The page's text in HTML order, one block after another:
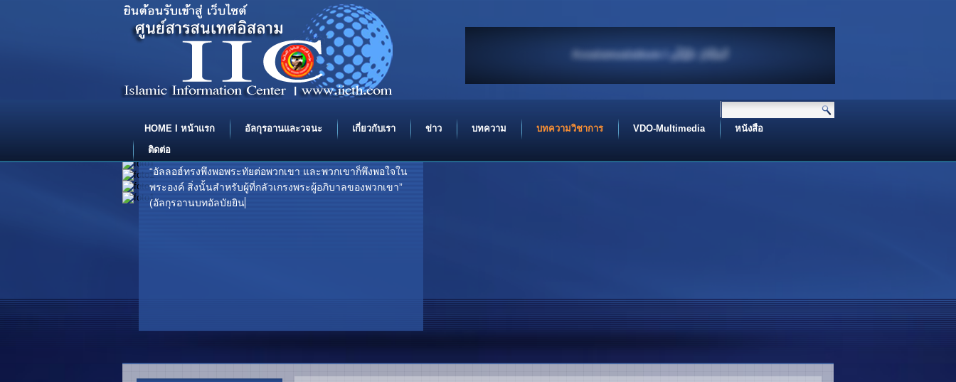
“อัลลอฮ์ทรงพึงพอพระทัยต่อพวกเขา และพวกเขาก็พึงพอใจใน
พระองค์ สิ่งนั้นสำหรับผู้ที่กลัวเกรงพระผู้อภิบาลของพวกเขา”
(อัลกุรอานบทอัลบัยยินะฮ์ โองการที่ 8) ...
In the name of Allah I بِسْــــــــــــــــــمِ اﷲِالرَّحْمَنِ اارَّحِيم
Assalamualaikum I اَلسَّلَامُ عَلَيْكُم
ขอความสันติ จงมีแด่ท่าน I Peace Be Upon You
HOME I หน้าแรก อัลกุรอานและวจนะ เกี่ยวกับเรา ข่าว บทความ บทความวิชาการ VDO-Multimedia
หนังสือ
ติดต่อ